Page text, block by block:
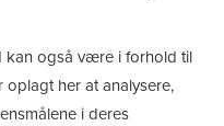
også være i forhold til
her at analysere,
i deres